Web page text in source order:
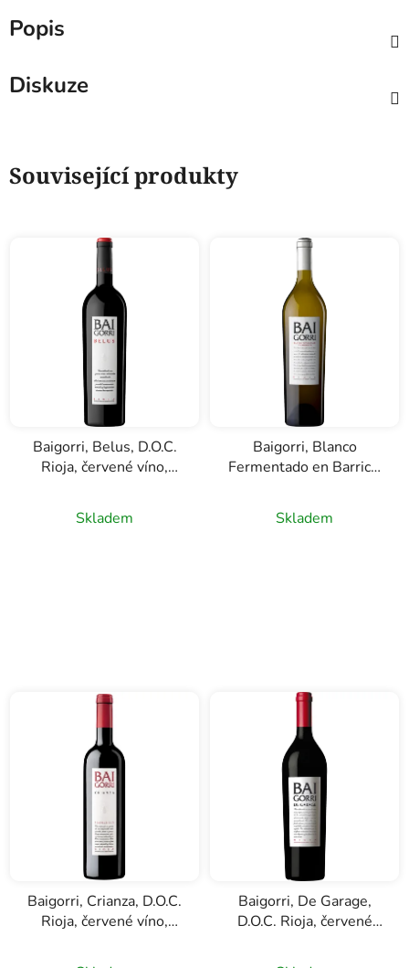
Popis
Diskuze
Související produkty
Baigorri, Belus, D.O.C.
Rioja, červené víno,
Skladem
Baigorri, Blanco
Fermentado en Barrica,
0,75l
Skladem
Baigorri, Crianza, D.O.C.
Rioja, červené víno,
Baigorri, De Garage,
D.O.C. Rioja, červené